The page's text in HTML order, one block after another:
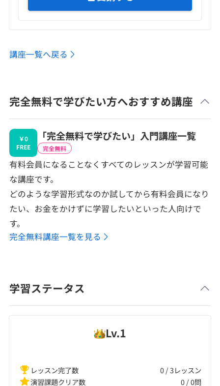
講座一覧へ戻る
完全無料で学びたい方へおすすめ講座
￥0
FREE
「完全無料で学びたい」入門講座一覧
完全無料
有料会員になることなくすべてのレッスンが学習可能
な講座です。
どのような学習形式なのか試してから有料会員になり
たい、お金をかけずに学習したいといった人向けで
す。
完全無料講座一覧を見る
学習ステータス
Lv.1
レッスン完了数
0 / 3レッスン
演習課題クリア数
0/0問